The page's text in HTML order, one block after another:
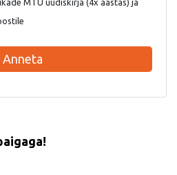
MTÜ uudiskirja (4x aastas) ja
Anneta